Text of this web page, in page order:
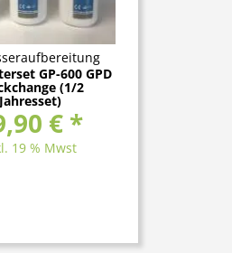
GP-600 GPD
(1/2
Jahresset)
€ *
19 % Mwst